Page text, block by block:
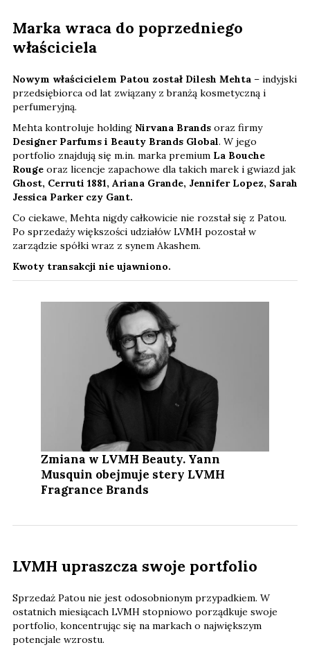
Marka wraca do poprzedniego
właściciela
Nowym właścicielem Patou został Dilesh Mehta – indyjski
przedsiębiorca od lat związany z branżą kosmetyczną i
perfumeryjną.
Mehta kontroluje holding Nirvana Brands oraz firmy
Designer Parfums i Beauty Brands Global. W jego
portfolio znajdują się m.in. marka premium La Bouche
Rouge oraz licencje zapachowe dla takich marek i gwiazd jak
Ghost, Cerruti 1881, Ariana Grande, Jennifer Lopez, Sarah
Jessica Parker czy Gant.
Co ciekawe, Mehta nigdy całkowicie nie rozstał się z Patou.
Po sprzedaży większości udziałów LVMH pozostał w
zarządzie spółki wraz z synem Akashem.
Kwoty transakcji nie ujawniono.
Zmiana w LVMH Beauty. Yann
Musquin obejmuje stery LVMH
Fragrance Brands
LVMH upraszcza swoje portfolio
Sprzedaż Patou nie jest odosobnionym przypadkiem. W
ostatnich miesiącach LVMH stopniowo porządkuje swoje
portfolio, koncentrując się na markach o największym
potencjale wzrostu.